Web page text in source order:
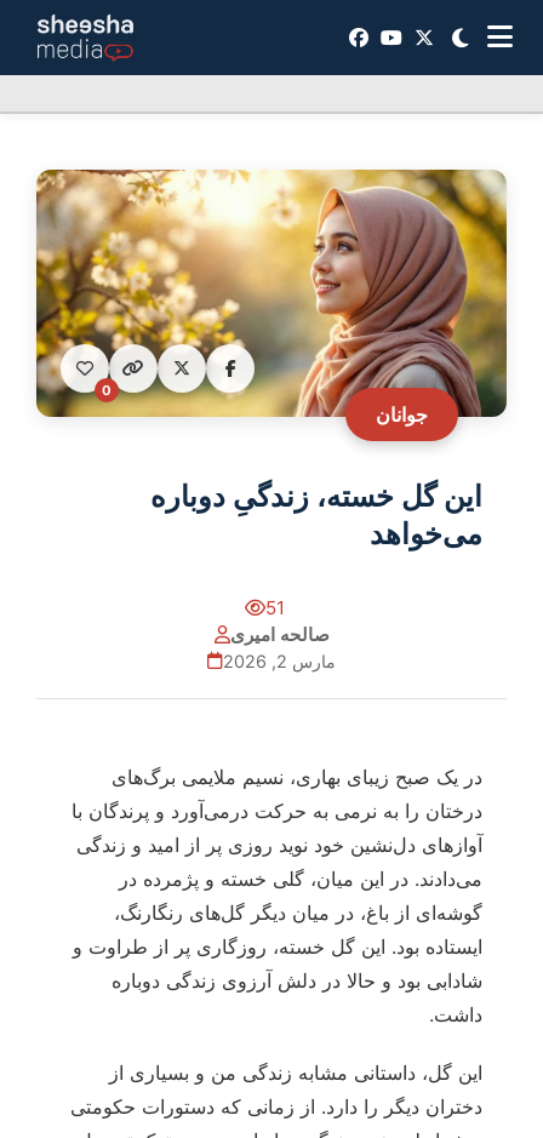
جوانان
0
این گل خسته، زندگیِ دوباره
می‌خواهد
51
صالحه امیری
مارس 2, 2026
در یک صبح زیبای بهاری، نسیم ملایمی برگ‌های
درختان را به نرمی به حرکت درمی‌آورد و پرندگان با
آوازهای دل‌نشین خود نوید روزی پر از امید و زندگی
می‌دادند. در این میان، گلی خسته و پژمرده در
گوشه‌ای از باغ، در میان دیگر گل‌های رنگارنگ،
ایستاده بود. این گل خسته، روزگاری پر از طراوت و
شادابی بود و حالا در دلش آرزوی زندگی دوباره
داشت.
این گل، داستانی مشابه زندگی من و بسیاری از
دختران دیگر را دارد. از زمانی که دستورات حکومتی